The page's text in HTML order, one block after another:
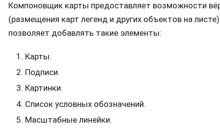
Компоновщик карты предоставляет возможности
(размещения карт легенд и других объектов на
позволяет добавлять такие элементы:
Карты.
Подписи.
Картинки.
Список условных обозначений.
Масштабные линейки.